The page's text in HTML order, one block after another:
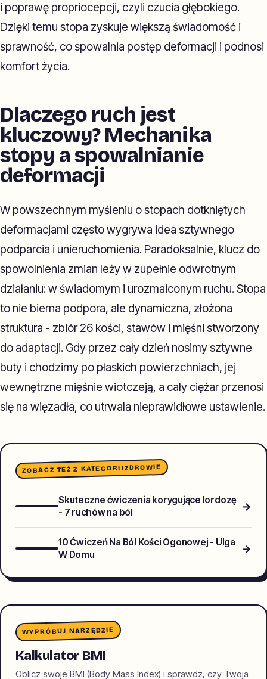
i poprawę propriocepcji, czyli czucia głębokiego.
Dzięki temu stopa zyskuje większą świadomość i
sprawność, co spowalnia postęp deformacji i podnosi
komfort życia.
Dlaczego ruch jest
kluczowy? Mechanika
stopy a spowalnianie
deformacji
W powszechnym myśleniu o stopach dotkniętych
deformacjami często wygrywa idea sztywnego
podparcia i unieruchomienia. Paradoksalnie, klucz do
spowolnienia zmian leży w zupełnie odwrotnym
działaniu: w świadomym i urozmaiconym ruchu. Stopa
to nie bierna podpora, ale dynamiczna, złożona
struktura - zbiór 26 kości, stawów i mięśni stworzony
do adaptacji. Gdy przez cały dzień nosimy sztywne
buty i chodzimy po płaskich powierzchniach, jej
wewnętrzne mięśnie wiotczeją, a cały ciężar przenosi
się na więzadła, co utrwala nieprawidłowe ustawienie.
ZOBACZ TEŻ Z KATEGORIIZDROWIE
Skuteczne ćwiczenia korygujące lordozę
- 7 ruchów na ból
→
10 Ćwiczeń Na Ból Kości Ogonowej - Ulga
W Domu
→
WYPRÓBUJ NARZĘDZIE
Kalkulator BMI
Oblicz swoje BMI (Body Mass Index) i sprawdz, czy Twoja